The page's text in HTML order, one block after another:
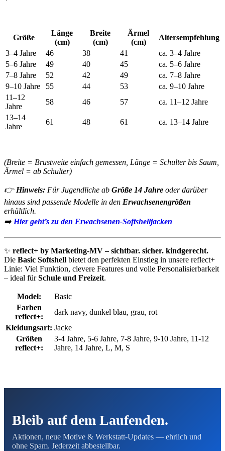
Größe
Länge
(cm)
Breite
(cm)
Ärmel
(cm)
Altersempfehlung
3–4 Jahre
46 38 41
ca. 3–4 Jahre
5–6 Jahre
49 40 45
ca. 5–6 Jahre
7–8 Jahre
52 42 49
ca. 7–8 Jahre
9–10 Jahre
55 44 53
ca. 9–10 Jahre
11–12
Jahre
58 46 57
ca. 11–12 Jahre
13–14
Jahre
61 48 61 ca. 13–14 Jahre
(Breite = Brustweite einfach gemessen, Länge = Schulter bis Saum,
Ärmel = ab Schulter)
👉 Hinweis: Für Jugendliche ab Größe 14 Jahre oder darüber
hinaus sind passende Modelle in den Erwachsenengrößen
erhältlich.
➡️ Hier geht’s zu den Erwachsenen-Softshelljacken
✨ reflect+ by Marketing-MV – sichtbar. sicher. kindgerecht.
Die Basic Softshell bietet den perfekten Einstieg in unsere reflect+
Linie: Viel Funktion, clevere Features und volle Personalisierbarkeit
– ideal fürSchule und Freizeit.
Model:
Basic
Farben
reflect+:
dark navy, dunkel blau, grau, rot
Kleidungsart: Jacke
Größen
reflect+:
3-4 Jahre, 5-6 Jahre, 7-8 Jahre, 9-10 Jahre, 11-12
Jahre, 14 Jahre, L, M, S
Bleib auf dem Laufenden.
Aktionen, neue Motive & Werkstatt-Updates — ehrlich und
ohne Spam. Jederzeit abbestellbar.